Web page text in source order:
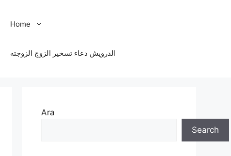
Home
الدرویش دعاء تسخير الزوج الزوجته
Ara
Search